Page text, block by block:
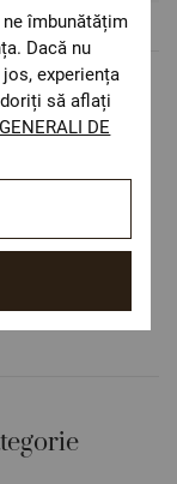
teritoriul
îmbunătățim
Dacă nu
experiența
să aflați
DE